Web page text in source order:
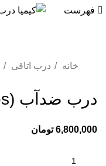
فهرست
خانه درب اتاقی
درب ضدآب (abs)
6,800,000 تومان